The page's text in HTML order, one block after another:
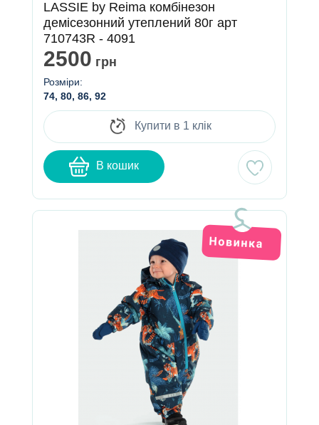
LASSIE by Reima комбінезон
демісезонний утеплений 80г арт
710743R - 4091
2500 грн
Розміри:
74, 80, 86, 92
Купити в 1 клік
В кошик